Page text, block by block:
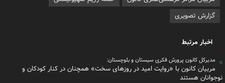
گزارش تصویری
اخبار مرتبط
مدیرکل کانون پرورش فکری سیستان و بلوچستان:
مربیان کانون با «روایت امید در روزهای سخت» همچنان در کنار کودکان و
نوجوانان هستند